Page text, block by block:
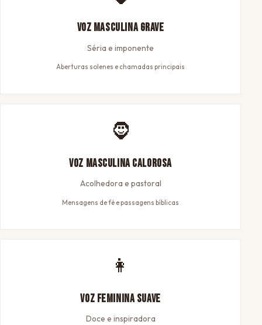
Voz Masculina Grave
Séria e imponente
Aberturas solenes e chamadas principais
🧔
Voz Masculina Calorosa
Acolhedora e pastoral
Mensagens de fé e passagens bíblicas
👩
Voz Feminina Suave
Doce e inspiradora